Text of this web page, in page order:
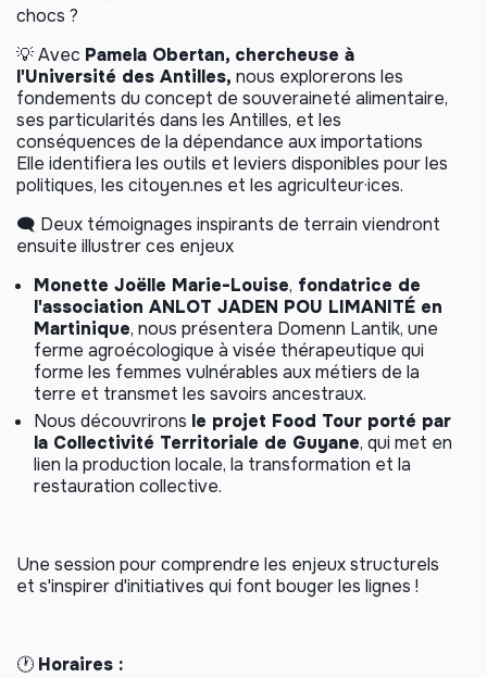
chocs ?
💡 Avec Pamela Obertan, chercheuse à
l'Université des Antilles, nous explorerons les
fondements du concept de souveraineté alimentaire,
ses particularités dans les Antilles, et les
conséquences de la dépendance aux importations
Elle identifiera les outils et leviers disponibles pour les
politiques, les citoyen.nes et les agriculteur·ices.
🗨️ Deux témoignages inspirants de terrain viendront
ensuite illustrer ces enjeux
Monette Joëlle Marie-Louise, fondatrice de
l'association ANLOT JADEN POU LIMANITÉ en
Martinique, nous présentera Domenn Lantik, une
ferme agroécologique à visée thérapeutique qui
forme les femmes vulnérables aux métiers de la
terre et transmet les savoirs ancestraux.
Nous découvrirons le projet Food Tour porté par
la Collectivité Territoriale de Guyane, qui met en
lien la production locale, la transformation et la
restauration collective.
Une session pour comprendre les enjeux structurels
et s'inspirer d'initiatives qui font bouger les lignes !
🕐 Horaires :